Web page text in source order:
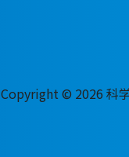
Copyright © 2026 科